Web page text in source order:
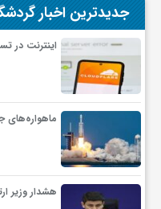
جدیدترین اخبار
اینترنت در
ماهواره‌های
هشدار وزیر